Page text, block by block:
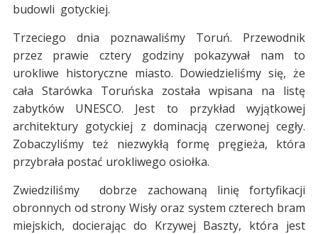
budowli gotyckiej.
Trzeciego dnia poznawaliśmy Toruń. Przewodnik
przez prawie cztery godziny pokazywał nam to
urokliwe historyczne miasto. Dowiedzieliśmy się, że
cała Starówka Toruńska została wpisana na listę
zabytków UNESCO. Jest to przykład wyjątkowej
architektury gotyckiej z dominacją czerwonej cegły.
Zobaczyliśmy też niezwykłą formę pręgieża, która
przybrała postać urokliwego osiołka.
Zwiedziliśmy dobrze zachowaną linię fortyfikacji
obronnych od strony Wisły oraz system czterech bram
miejskich, docierając do Krzywej Baszty, która jest